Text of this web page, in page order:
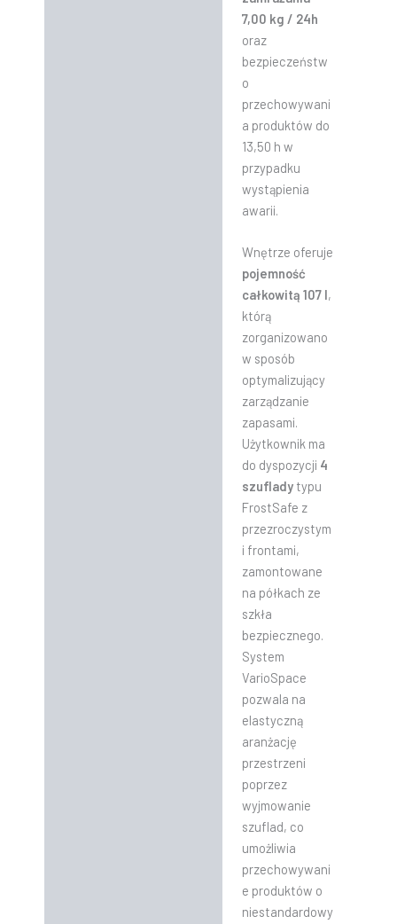
7,00 kg / 24h
oraz
bezpieczeństw
o
przechowywani
a produktów do
13,50 h w
przypadku
wystąpienia
awarii.
Wnętrze oferuje
pojemność
całkowitą 107 l,
którą
zorganizowano
w sposób
optymalizujący
zarządzanie
zapasami.
Użytkownik ma
do dyspozycji 4
szufladytypu
FrostSafe z
przezroczystym
i frontami,
zamontowane
na półkach ze
szkła
bezpiecznego.
System
VarioSpace
pozwala na
elastyczną
aranżację
przestrzeni
poprzez
wyjmowanie
szuflad, co
umożliwia
przechowywani
e produktów o
niestandardowy